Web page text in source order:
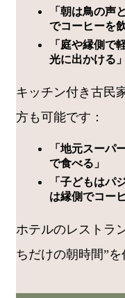
「朝は鳥の声
でコーヒーを
「庭や縁側で
光に出かける」
キッチン付き古民
方も可能です：
「地元スーパ
で食べる」
「子どもはパ
は縁側でコー
ホテルのレストラ
ちだけの朝時間”を